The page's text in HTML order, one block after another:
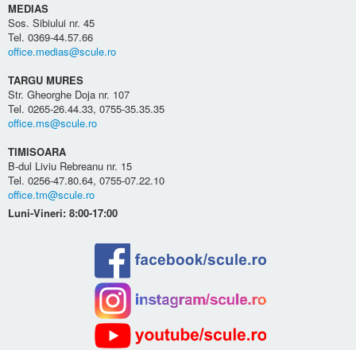
MEDIAS
Sos. Sibiului nr. 45
Tel. 0369-44.57.66
office.medias@scule.ro
TARGU MURES
Str. Gheorghe Doja nr. 107
Tel. 0265-26.44.33, 0755-35.35.35
office.ms@scule.ro
TIMISOARA
B-dul Liviu Rebreanu nr. 15
Tel. 0256-47.80.64, 0755-07.22.10
office.tm@scule.ro
Luni-Vineri: 8:00-17:00